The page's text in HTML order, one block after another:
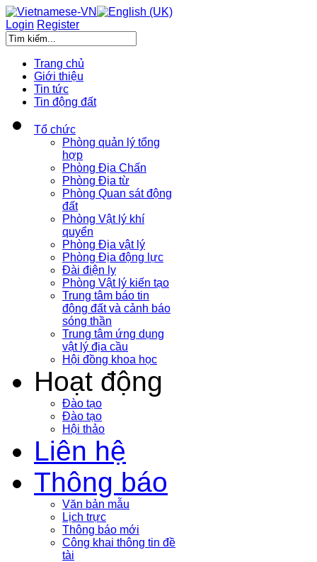
Login Register
Trang chủ
Giới thiệu
Tin tức
Tin động đất
Tổ chức
Phòng quản lý tổng
hợp
Phòng Địa Chấn
Phòng Địa từ
Phòng Quan sát động
đất
Phòng Vật lý khí
quyển
Phòng Địa vật lý
Phòng Địa động lực
Đài điện ly
Phòng Vật lý kiến tạo
Trung tâm báo tin
động đất và cảnh báo
sóng thần
Trung tâm ứng dụng
vật lý địa cầu
Hội đồng khoa học
Hoạt động
Đào tạo
Đào tạo
Hội thảo
Liên hệ
Thông báo
Văn bản mẫu
Lịch trực
Thông báo mới
Công khai thông tin đề
tài